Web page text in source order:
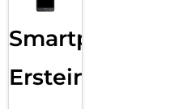
Smartphone
Ersteinrichtung